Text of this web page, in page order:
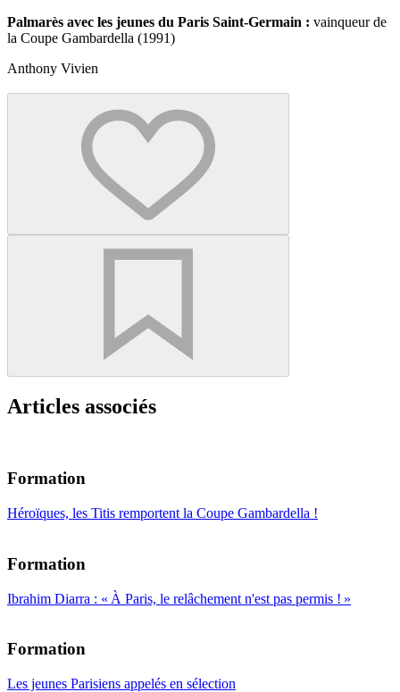
Palmarès avec les jeunes du Paris Saint-Germain : vainqueur de
la Coupe Gambardella (1991)
Anthony Vivien
Articles associés
Formation
Héroïques, les Titis remportent la Coupe Gambardella !
Formation
Ibrahim Diarra : « À Paris, le relâchement n'est pas permis ! »
Formation
Les jeunes Parisiens appelés en sélection